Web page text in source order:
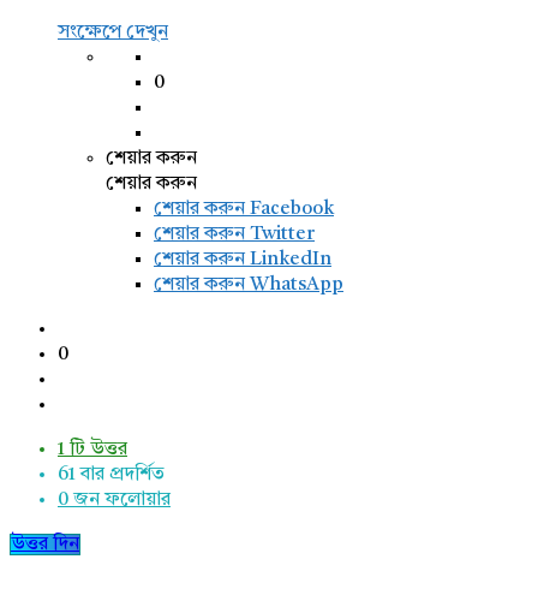
সংক্ষেপে দেখুন
0
শেয়ার করুন
শেয়ার করুন
শেয়ার করুনFacebook
শেয়ার করুন Twitter
শেয়ার করুন LinkedIn
শেয়ার করুন WhatsApp
0
1 টি উত্তর
61বার প্রদর্শিত
0 জন ফলোয়ার
উত্তর দিন